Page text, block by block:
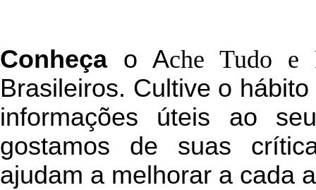
Conheçao Ache Tudo e
Brasileiros. Cultive o
informações úteis ao
gostamos de suas
ajudam a melhorar a cada